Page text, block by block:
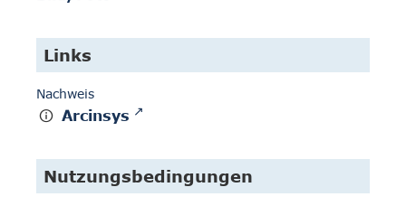
Links
Nachweis
Arcinsys
Nutzungsbedingungen